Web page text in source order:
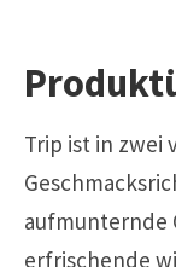
Trip ist in zwei
aufmunternde
erfrischende